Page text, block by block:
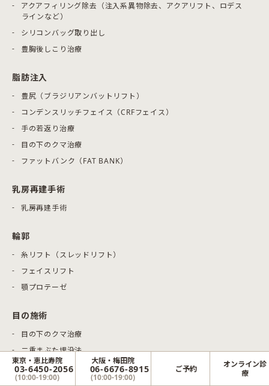
アクアフィリング除去（注入系異物除去、アクアリフト、ロデス
ラインなど）
シリコンバッグ取り出し
豊胸後しこり治療
脂肪注入
豊尻（ブラジリアンバットリフト）
コンデンスリッチフェイス（CRFフェイス）
手の若返り治療
目の下のクマ治療
ファットバンク（FAT BANK）
乳房再建手術
乳房再建手術
輪郭
糸リフト（スレッドリフト）
フェイスリフト
顎プロテーゼ
目の施術
目の下のクマ治療
二重まぶた埋没法
二重まぶた切開法
目頭切開
東京・恵比寿院
03-6450-2056
(10:00-19:00)
大阪・梅田院
06-6676-8915
(10:00-19:00)
ご予約
オンライン診
療